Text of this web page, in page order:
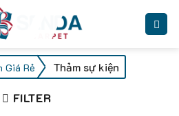
Giá Rẻ / Thảm sự kiện
FILTER